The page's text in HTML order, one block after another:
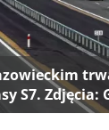
S7. Zdjęcia: